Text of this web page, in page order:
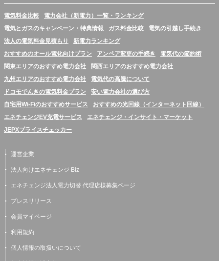
電気料金比較
電力会社（新電力）一覧・ランキング
電気とガスのキャンペーン・特典情報
ガス料金比較
電気の引越し手続き
法人の電気料金見積もり
新電力ランキング
おすすめのオール電化向けプラン
アンペア変更の手続き
電気代の節約術
関東エリアのおすすめ電力会社
関西エリアのおすすめ電力会社
九州エリアのおすすめ電力会社
電気代の高騰について
ドコモでんきの電気料金プラン
安い電力会社の選び方
自宅用Wi-Fiのおすすめサービス
おすすめの光回線（インターネット回線）
エネチェンジEV充電サービス
エネチェンジ・インサイト・マーケット
JEPXプライスチェッカー
運営企業
法人向けエネチェンジ Biz
エネチェンジ法人電力切替 代理店様募集ページ
プレスリリース
会員マイページ
利用規約
個人情報の取扱いについて